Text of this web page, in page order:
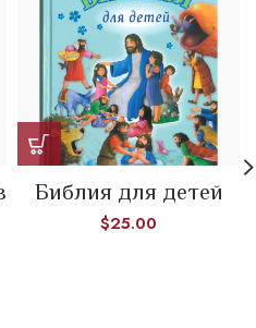
Библия для детей
$25.00